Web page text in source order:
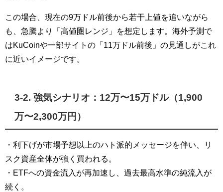
この場合、現在の9万ドル前後から若干上値を追いながら
も、急騰より「高値圏レンジ」を想定します。海外予測で
はKuCoinや一部サイトの「11万ドル前後」の見通しがこれ
に近いイメージです。
3-2. 強気シナリオ：12万〜15万ドル（1,900
万〜2,300万円）
・利下げが市場予想以上のハト派的メッセージを伴い、リ
スク資産全体が強く買われる。
・ETFへの資金流入が再加速し、過去最高水準の純流入が
続く。